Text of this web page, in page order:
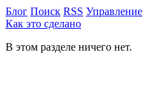
Блог Поиск RSS Управление
Как это сделано
В этом разделе ничего нет.